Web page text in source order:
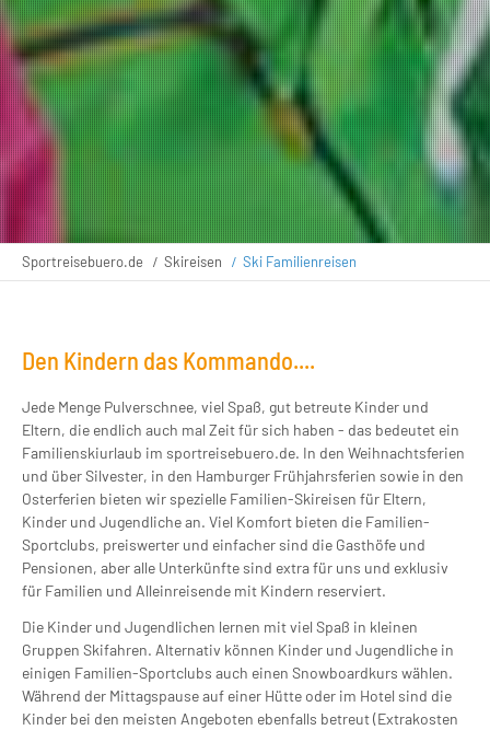
Sportreisebuero.de Skireisen Ski Familienreisen
Den Kindern das Kommando....
Jede Menge Pulverschnee, viel Spaß, gut betreute Kinder und
Eltern, die endlich auch mal Zeit für sich haben - das bedeutet ein
Familienskiurlaub im sportreisebuero.de. In den Weihnachtsferien
und über Silvester, in den Hamburger Frühjahrsferien sowie in den
Osterferien bieten wir spezielle Familien-Skireisen für Eltern,
Kinder und Jugendliche an. Viel Komfort bieten die Familien-
Sportclubs, preiswerter und einfacher sind die Gasthöfe und
Pensionen, aber alle Unterkünfte sind extra für uns und exklusiv
für Familien und Alleinreisende mit Kindern reserviert.
Die Kinder und Jugendlichen lernen mit viel Spaß in kleinen
Gruppen Skifahren. Alternativ können Kinder und Jugendliche in
einigen Familien-Sportclubs auch einen Snowboardkurs wählen.
Während der Mittagspause auf einer Hütte oder im Hotel sind die
Kinder bei den meisten Angeboten ebenfalls betreut (Extrakosten